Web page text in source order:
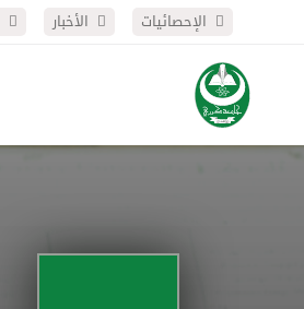
الإحصائيات الأخبار